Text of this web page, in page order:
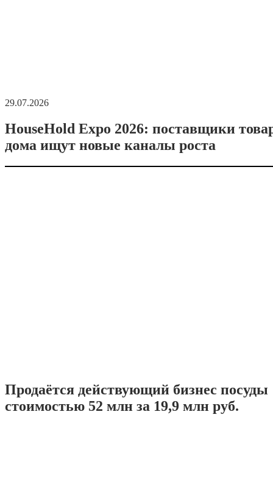
29.07.2026
HouseHold Expo 2026: поставщики
дома ищут новые каналы роста
Продаётся действующий бизнес посуды
стоимостью 52 млн за 19,9 млн руб.